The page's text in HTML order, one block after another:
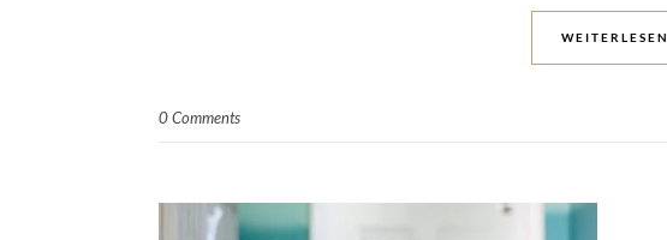
WEITERLESEN
0 Comments